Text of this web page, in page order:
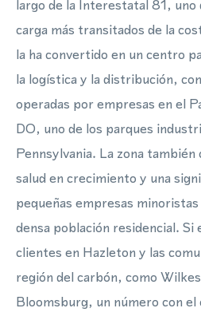
largo de la Interestatal 81, uno
carga más transitados de la
la ha convertido en un centro
la logística y la distribución,
operadas por empresas en el
DO, uno de los parques
Pennsylvania. La zona
salud en crecimiento y una
pequeñas empresas
densa población residencial.
clientes en Hazleton y las
región del carbón, como
Bloomsburg, un número con el